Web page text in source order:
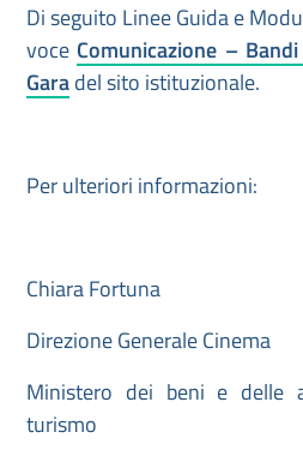
Di seguito Linee Guida e
voce Comunicazione –
Garadel sito istituzionale.
Per ulteriori informazioni:
Chiara Fortuna
Direzione Generale Cinema
Ministero dei beni e delle
turismo